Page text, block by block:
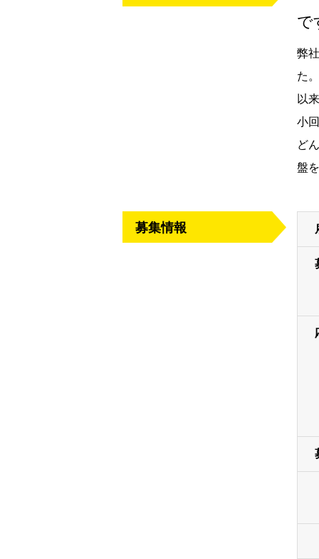
で
弊
た。
以
小
ど
盤
募集情報